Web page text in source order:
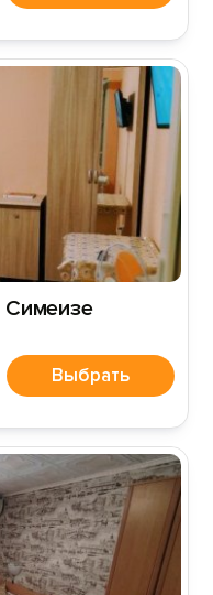
Симеизе
Выбрать